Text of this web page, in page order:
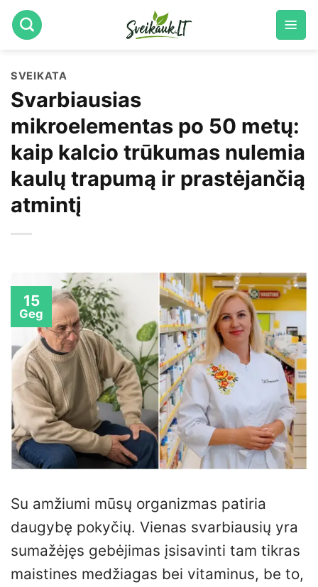
Skip
to
SVEIKATA
Svarbiausias
mikroelementas po 50 metų:
kaip kalcio trūkumas nulemia
kaulų trapumą ir prastėjančią
atmintį
15
Geg
Su amžiumi mūsų organizmas patiria
daugybę pokyčių. Vienas svarbiausių yra
sumažėjęs gebėjimas įsisavinti tam tikras
maistines medžiagas bei vitaminus, be to,